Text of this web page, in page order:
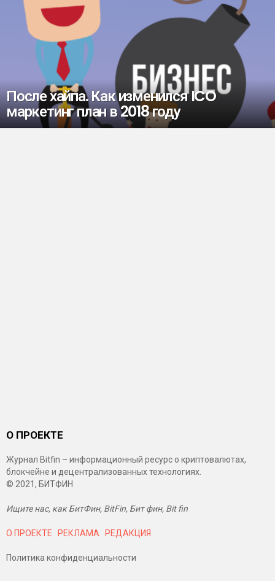
После хайпа. Как изменился ICO
маркетинг план в 2018 году
О ПРОЕКТЕ
Журнал Bitfin – информационный ресурс о криптовалютах,
блокчейне и децентрализованных технологиях.
© 2021, БИТФИН
Ищите нас, как БитФин, BitFin, Бит фин, Bit fin
О ПРОЕКТЕ РЕКЛАМА РЕДАКЦИЯ
Политика конфиденциальности